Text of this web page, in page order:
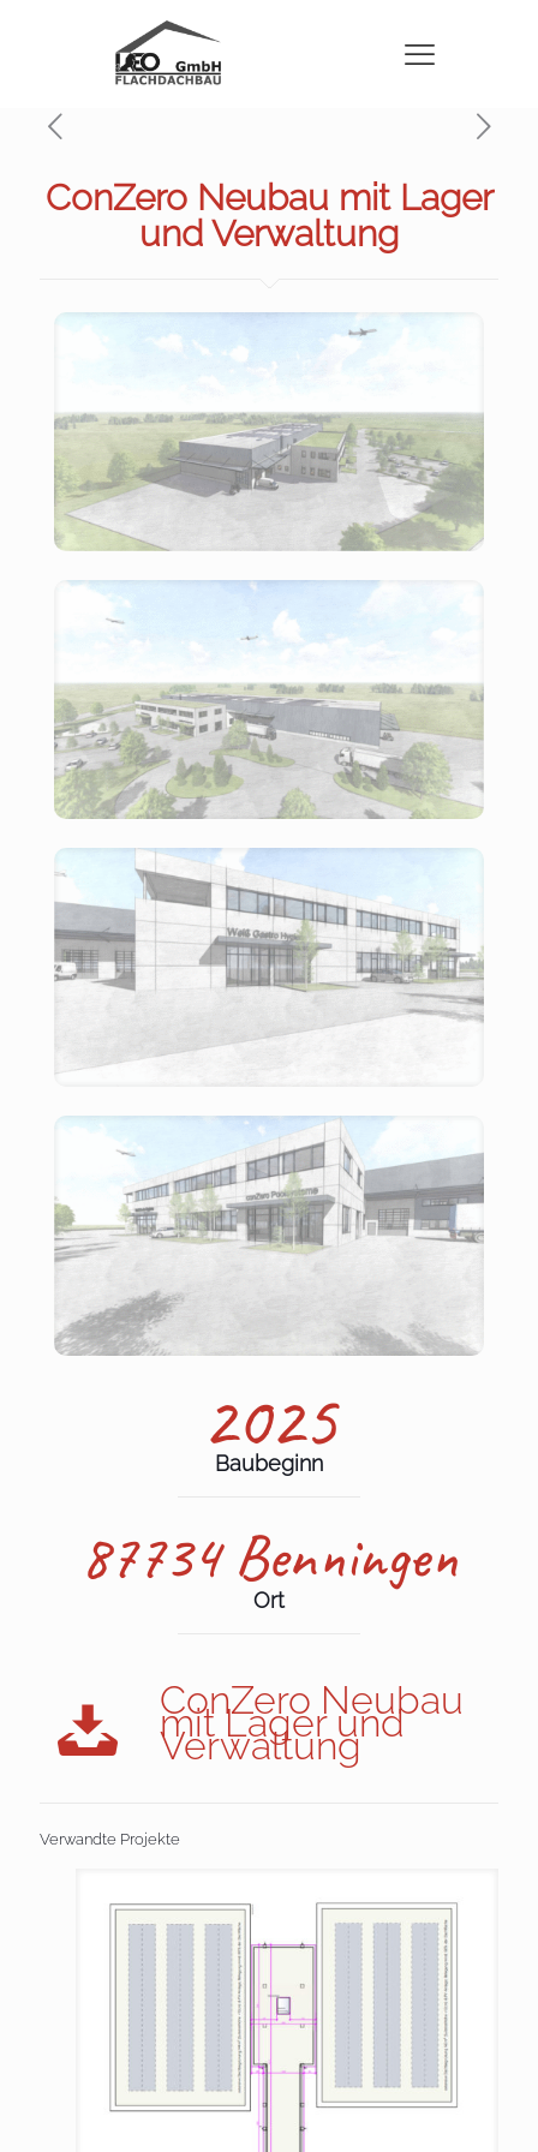
ConZero Neubau mit Lager
und Verwaltung
2025
Baubeginn
87734 Benningen
Ort
ConZero Neubau
mit Lager und
Verwaltung
Verwandte Projekte